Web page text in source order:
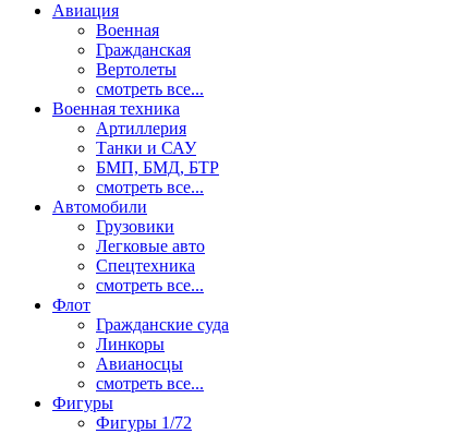
Авиация
Военная
Гражданская
Вертолеты
смотреть все...
Военная техника
Артиллерия
Танки и САУ
БМП, БМД, БТР
смотреть все...
Автомобили
Грузовики
Легковые авто
Спецтехника
смотреть все...
Флот
Гражданские суда
Линкоры
Авианосцы
смотреть все...
Фигуры
Фигуры 1/72